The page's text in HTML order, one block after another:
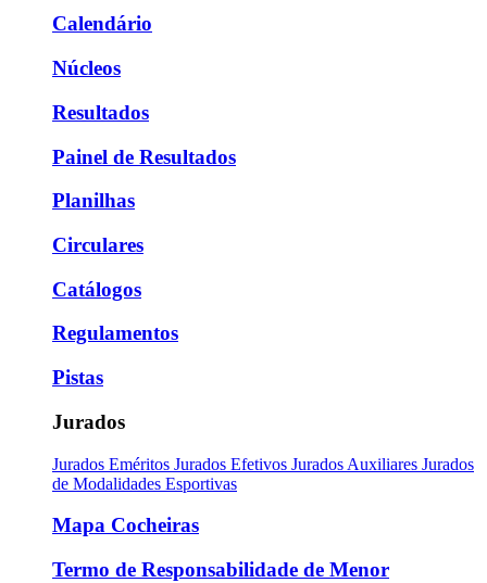
Calendário
Núcleos
Resultados
Painel de Resultados
Planilhas
Circulares
Catálogos
Regulamentos
Pistas
Jurados
Jurados Eméritos Jurados Efetivos Jurados Auxiliares Jurados
de Modalidades Esportivas
Mapa Cocheiras
Termo de Responsabilidade de Menor